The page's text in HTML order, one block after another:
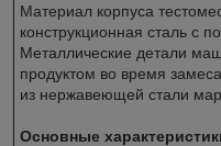
Материал корпуса
конструкционная сталь с
Металлические детали
продуктом во время
из нержавеющей стали
Основные